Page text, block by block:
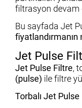
filtrasyon devam
Bu sayfada Jet
fiyatlandırmanın
Jet Pulse
Jet Pulse Filtre,
(pulse) ile filtre
Torbalı Jet